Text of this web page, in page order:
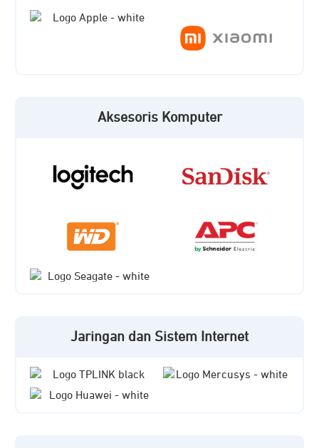
Aksesoris Komputer
Jaringan dan Sistem Internet